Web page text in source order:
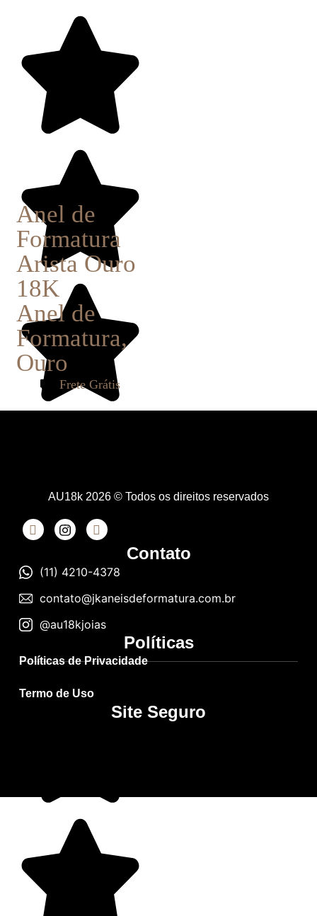
Anel de
Formatura
Arista Ouro
18K
Anel de
Formatura,
Ouro
Frete Grátis
AU18k 2026 © Todos os direitos reservados
Contato
(11) 4210-4378
contato@jkaneisdeformatura.com.br
@au18kjoias
Políticas
Políticas de Privacidade
Termo de Uso
Site Seguro